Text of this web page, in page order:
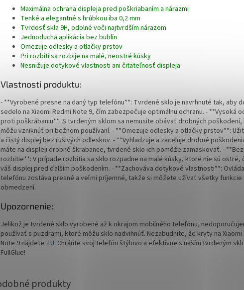
Maximálna ochrana displeja pred poškriabaním a nárazmi
Tenké a elegantné s hrúbkou iba 0,2 mm
Tvrdosť skla 9H, odolné voči najtvrdším nárazom
Jednoduchá aplikácia bez bublín
Omezuje odlesky a otlačky prstov
Pri rozbití sa rozbije na malé, neostré kúsky
Nesnižuje dotykové vlastnosti ani čitateľnosť displeja
Vlastnosti produktu:
- **Vyrobené presne na daný typ telefónu**: Tvrdené sklo je navrhnuté tak, aby
sedelo na Xiaomi Redmi Note 9, čím zabezpečuje optimálnu ochranu. - **Vysoká
proti poškrábaniu**: S tvrdeným sklom sa nemusíte obávať drobných
môžu vzniknúť pri bežnom používaní. - **Omezuje odlesky a otlačky prstov**:
a čistý displej bez rušivých odleskov. - **Vyhladzuje a zaceluje drobné
máte na displeji drobné škrabance, tvrdené sklo ich pomôže zamaskovať. -
rozbitie**: V prípade rozbitia sa sklo rozpadne na malé kúsky, ktoré nie sú ostré,
váš displej pred ďalším poškodením. - **Zachováva dotykové vlastnosti**:
telefónu zostáva presné a veľmi príjemné, takže si môžete užívať všetky funkcie
obmedzení.
Upozornenie:
Jelikož je tvrdené sklo vyrobené až k okrajom mobilného telefónu,
používať s puzdrami, ktoré môžu sklo nadvihnúť. Nezabudnite, že kryty na Xiaomi
Note 9 nájdete TU. Chráňte svoj telefón štýlovo a efektívne s naším tvrdeným
FullGlue!